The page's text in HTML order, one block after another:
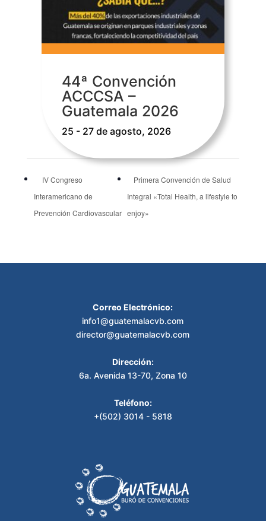
44ª Convención
ACCCSA –
Guatemala 2026
25 - 27 de agosto, 2026
IV Congreso
Interamericano de
Prevención Cardiovascular
Primera Convención de Salud
Integral «Total Health, a lifestyle to
enjoy»
Correo Electrónico:
info1@guatemalacvb.com
director@guatemalacvb.com
Dirección:
6a. Avenida 13-70, Zona 10
Teléfono:
+(502) 3014 - 5818